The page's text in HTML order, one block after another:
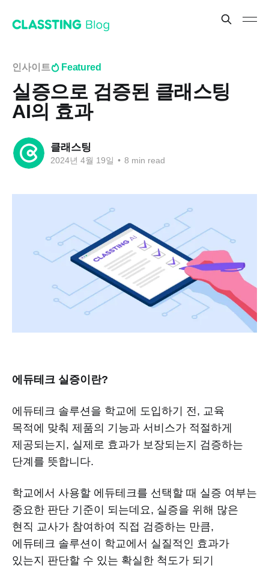
인사이트 Featured
실증으로 검증된 클래스팅
AI의 효과
클래스팅
2024년 4월 19일 • 8 min read
에듀테크 실증이란?
에듀테크 솔루션을 학교에 도입하기 전, 교육
목적에 맞춰 제품의 기능과 서비스가 적절하게
제공되는지, 실제로 효과가 보장되는지 검증하는
단계를 뜻합니다.
학교에서 사용할 에듀테크를 선택할 때 실증 여부는
중요한 판단 기준이 되는데요, 실증을 위해 많은
현직 교사가 참여하여 직접 검증하는 만큼,
에듀테크 솔루션이 학교에서 실질적인 효과가
있는지 판단할 수 있는 확실한 척도가 되기